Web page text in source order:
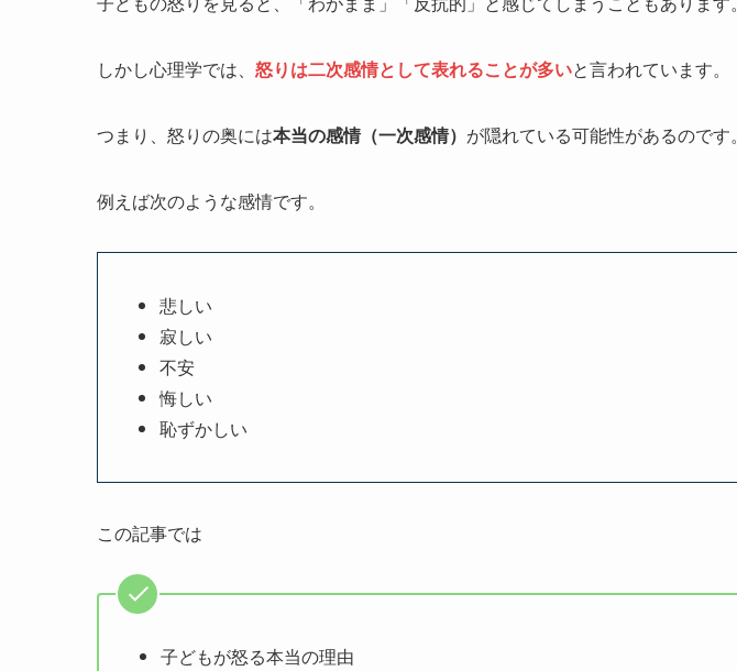
しかし心理学では、 怒りは二次感情として表れることが多いと言われています。
つまり、怒りの奥には本当の感情（一次感情） が隠れている可能性があるのです。
例えば次のような感情です。
悲しい
寂しい
不安
悔しい
恥ずかしい
この記事では
子どもが怒る本当の理由